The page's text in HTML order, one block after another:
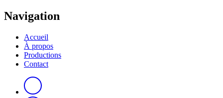
Navigation
Accueil
À propos
Productions
Contact